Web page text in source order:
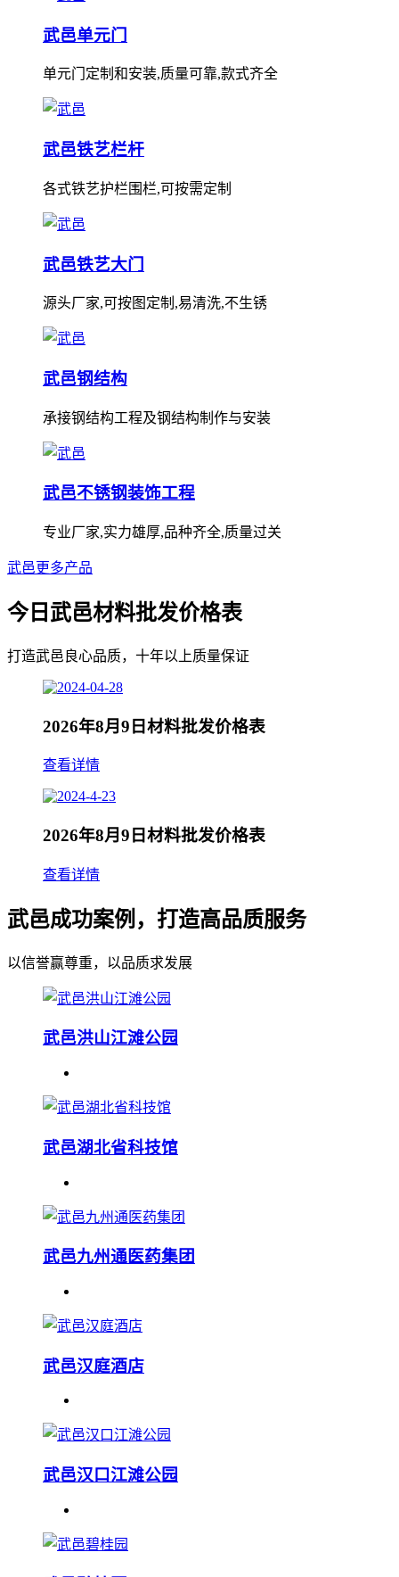
武邑单元门
单元门定制和安装,质量可靠,款式齐全
武邑铁艺栏杆
各式铁艺护栏围栏,可按需定制
武邑铁艺大门
源头厂家,可按图定制,易清洗,不生锈
武邑钢结构
承接钢结构工程及钢结构制作与安装
武邑不锈钢装饰工程
专业厂家,实力雄厚,品种齐全,质量过关
武邑更多产品
今日武邑材料批发价格表
打造武邑良心品质，十年以上质量保证
2026年8月9日材料批发价格表
查看详情
2026年8月9日材料批发价格表
查看详情
武邑成功案例，打造高品质服务
以信誉赢尊重，以品质求发展
武邑洪山江滩公园
武邑湖北省科技馆
武邑九州通医药集团
武邑汉庭酒店
武邑汉口江滩公园